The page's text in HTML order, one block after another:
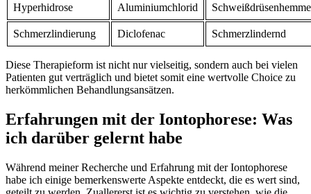
Hyperhidrose Aluminiumchlorid
Schmerzlindierung Diclofenac Schmerzlindernd
Diese Therapieform ist nicht nur vielseitig, sondern auch bei vielen
Patienten gut verträglich und bietet somit eine wertvolle Choice zu
herkömmlichen Behandlungsansätzen.
Erfahrungen mit der Iontophorese: Was
ich darüber gelernt habe
Während meiner Recherche und Erfahrung mit der Iontophorese
habe ich einige bemerkenswerte Aspekte entdeckt, die es wert sind,